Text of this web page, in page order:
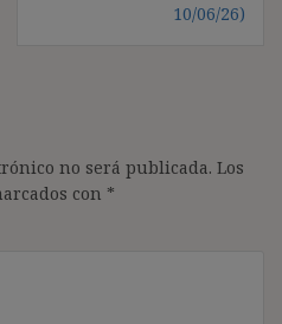
10/06/26)
no será publicada. Los
con *